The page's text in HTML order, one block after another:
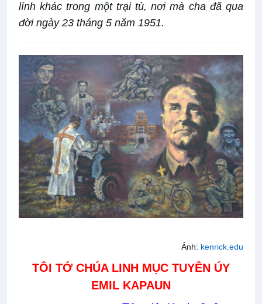
lính khác trong một trại tù, nơi mà cha đã qua
đời ngày 23 tháng 5 năm 1951.
Ảnh: kenrick.edu
TÔI TỚ CHÚA LINH MỤC TUYÊN ÚY
EMIL KAPAUN